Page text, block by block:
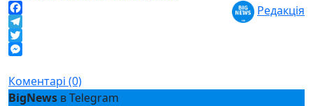
Facebook
Telegram
Twitter
Редакція
Коментарі (0)
BigNews в Telegram